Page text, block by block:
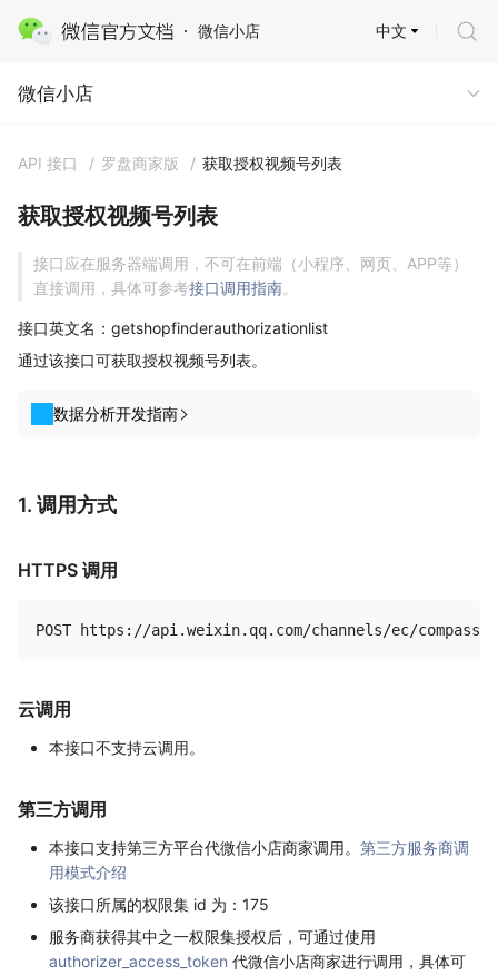
微信小店
微信小店
中文
微信小店
API 接口 / 罗盘商家版 / 获取授权视频号列表
获取授权视频号列表
接口应在服务器端调用，不可在前端（小程序、网页、APP等）
直接调用，具体可参考接口调用指南。
接口英文名：getshopfinderauthorizationlist
通过该接口可获取授权视频号列表。
数据分析开发指南
1. 调用方式
HTTPS 调用
云调用
本接口不支持云调用。
第三方调用
本接口支持第三方平台代微信小店商家调用。 第三方服务商调
用模式介绍
该接口所属的权限集 id 为：175
服务商获得其中之一权限集授权后，可通过使用
authorizer_access_token 代微信小店商家进行调用，具体可